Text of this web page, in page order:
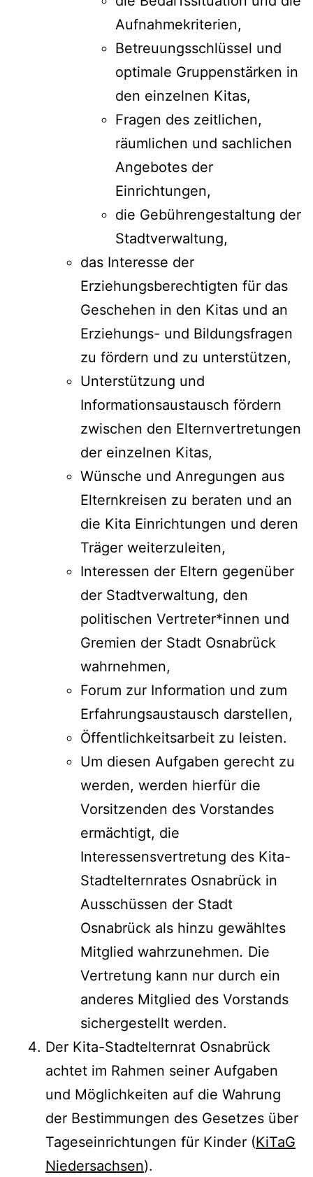
Aufnahmekriterien,
Betreuungsschlüssel und
optimale Gruppenstärken in
den einzelnen Kitas,
Fragen des zeitlichen,
räumlichen und sachlichen
Angebotes der
Einrichtungen,
die Gebührengestaltung der
Stadtverwaltung,
das Interesse der
Erziehungsberechtigten für das
Geschehen in den Kitas und an
Erziehungs- und Bildungsfragen
zu fördern und zu unterstützen,
Unterstützung und
Informationsaustausch fördern
zwischen den Elternvertretungen
der einzelnen Kitas,
Wünsche und Anregungen aus
Elternkreisen zu beraten und an
die Kita Einrichtungen und deren
Träger weiterzuleiten,
Interessen der Eltern gegenüber
der Stadtverwaltung, den
politischen Vertreter*innen und
Gremien der Stadt Osnabrück
wahrnehmen,
Forum zur Information und zum
Erfahrungsaustausch darstellen,
Öffentlichkeitsarbeit zu leisten.
Um diesen Aufgaben gerecht zu
werden, werden hierfür die
Vorsitzenden des Vorstandes
ermächtigt, die
Interessensvertretung des Kita-
Stadtelternrates Osnabrück in
Ausschüssen der Stadt
Osnabrück als hinzu gewähltes
Mitglied wahrzunehmen. Die
Vertretung kann nur durch ein
anderes Mitglied des Vorstands
sichergestellt werden.
Der Kita-Stadtelternrat Osnabrück
achtet im Rahmen seiner Aufgaben
und Möglichkeiten auf die Wahrung
der Bestimmungen des Gesetzes über
Tageseinrichtungen für Kinder (KiTaG
Niedersachsen).